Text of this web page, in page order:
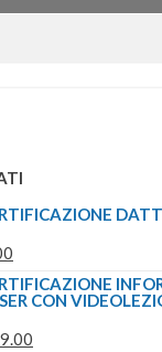
PREZZO
ATTUALE
È:
CON